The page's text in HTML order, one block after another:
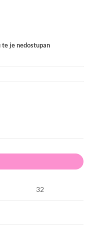
je nedostupan
32